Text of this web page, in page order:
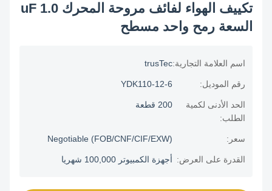
تكييف الهواء لفائف مروحة المحرك 1.0 uF
السعة رمح واحد مسطح
اسم العلامة التجارية:trusTec
رقم الموديل: YDK110-12-6
الحد الأدنى لكمية
الطلب:
200 قطعة
Negotiable (FOB/CNF/CIF/EXW)
القدرة على العرض: أجهزة الكمبيوتر 100,000 شهريا